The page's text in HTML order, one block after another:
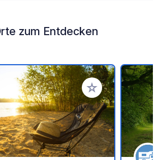
zum Entdecken
Zu Ihren Favoriten